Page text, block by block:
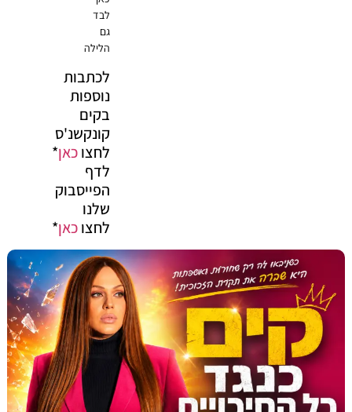
לכתבות
נוספות
קונקשנ'ס
לחצוכאן*
הפייסבוק
לחצוכאן*